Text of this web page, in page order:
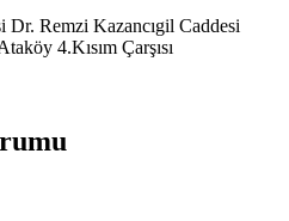
Dr. Remzi Kazancıgil Caddesi
4.Kısım Çarşısı